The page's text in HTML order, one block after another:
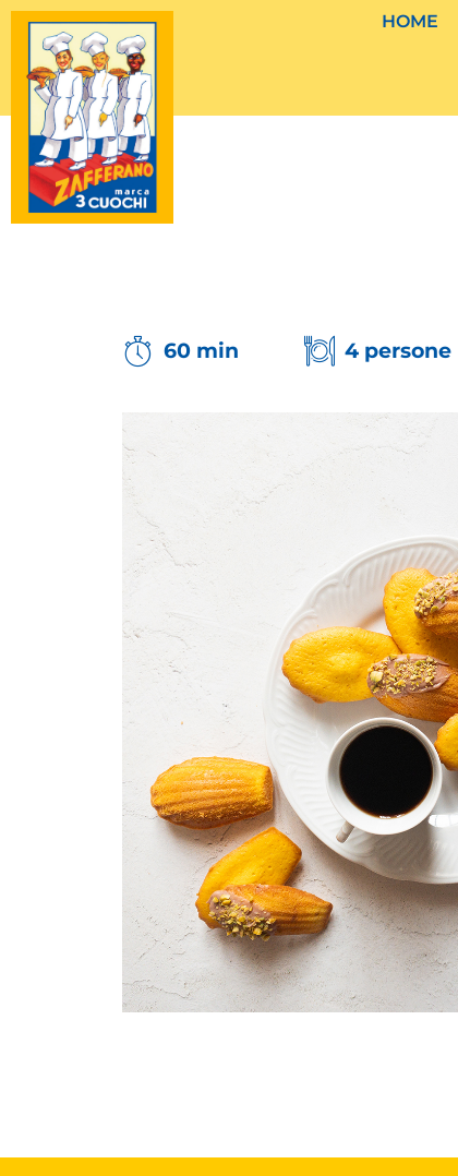
Vai
contenuto
HOME
60 min 4 persone